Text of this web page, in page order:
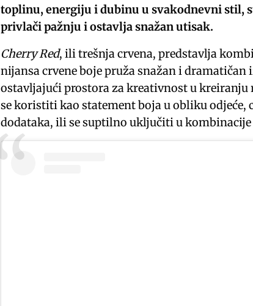
toplinu, energiju i dubinu u svakodnevni stil,
privlači pažnju i ostavlja snažan utisak.
Cherry Red, ili trešnja crvena, predstavlja
nijansa crvene boje pruža snažan i dramatičan
ostavljajući prostora za kreativnost u
se koristiti kao statement boja u obliku
dodataka, ili se suptilno uključiti u